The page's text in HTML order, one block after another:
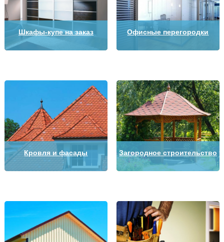
Шкафы-купе на заказ Офисные перегородки
Кровля и фасады Загородное строительство